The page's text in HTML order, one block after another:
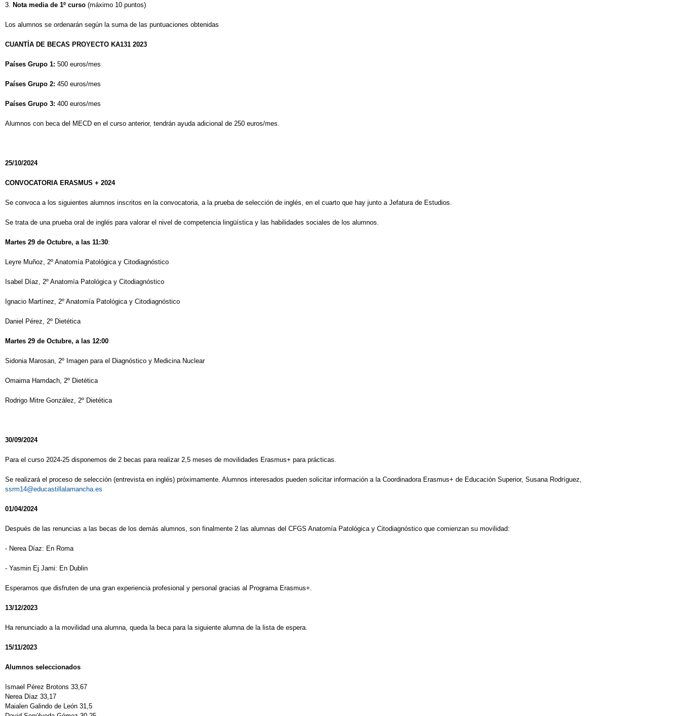
3. Nota media de 1º curso (máximo 10 puntos)
Los alumnos se ordenarán según la suma de las puntuaciones obtenidas
CUANTÍA DE BECAS PROYECTO KA131 2023
Países Grupo 1: 500 euros/mes
Países Grupo 2: 450 euros/mes
Países Grupo 3: 400 euros/mes
Alumnos con beca del MECD en el curso anterior, tendrán ayuda adicional de 250 euros/mes.
25/10/2024
CONVOCATORIA ERASMUS + 2024
Se convoca a los siguientes alumnos inscritos en la convocatoria, a la prueba de selección de inglés, en el cuarto que hay junto a Jefatura de Estudios.
Se trata de una prueba oral de inglés para valorar el nivel de competencia lingüística y las habilidades sociales de los alumnos.
Martes 29 de Octubre, a las 11:30:
Leyre Muñoz, 2º Anatomía Patológica y Citodiagnóstico
Isabel Díaz, 2º Anatomía Patológica y Citodiagnóstico
Ignacio Martínez, 2º Anatomía Patológica y Citodiagnóstico
Daniel Pérez, 2º Dietética
Martes 29 de Octubre, a las 12:00
Sidonia Marosan, 2º Imagen para el Diagnóstico y Medicina Nuclear
Omaima Hamdach, 2º Dietética
Rodrigo Mitre González, 2º Dietética
30/09/2024
Para el curso 2024-25 disponemos de 2 becas para realizar 2,5 meses de movilidades Erasmus+ para prácticas.
Se realizará el proceso de selección (entrevista en inglés) próximamente. Alumnos interesados pueden solicitar información a la Coordinadora Erasmus+ de Educación Superior, Susana Rodríguez,
ssrm14@educastillalamancha.es
01/04/2024
Después de las renuncias a las becas de los demás alumnos, son finalmente 2 las alumnas del CFGS Anatomía Patológica y Citodiagnóstico que comienzan su movilidad:
- Nerea Díaz: En Roma
- Yasmin Ej Jami: En Dublin
Esperamos que disfruten de una gran experiencia profesional y personal gracias al Programa Erasmus+.
13/12/2023
Ha renunciado a la movilidad una alumna, queda la beca para la siguiente alumna de la lista de espera.
15/11/2023
Alumnos seleccionados
Ismael Pérez Brotons 33,67
Nerea Díaz 33,17
Maialen Galindo de León 31,5